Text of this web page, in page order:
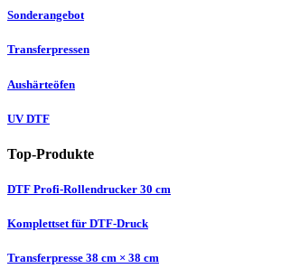
Sonderangebot
Transferpressen
Aushärteöfen
UV DTF
Top-Produkte
DTF Profi-Rollendrucker 30 cm
Komplettset für DTF-Druck
Transferpresse 38 cm × 38 cm